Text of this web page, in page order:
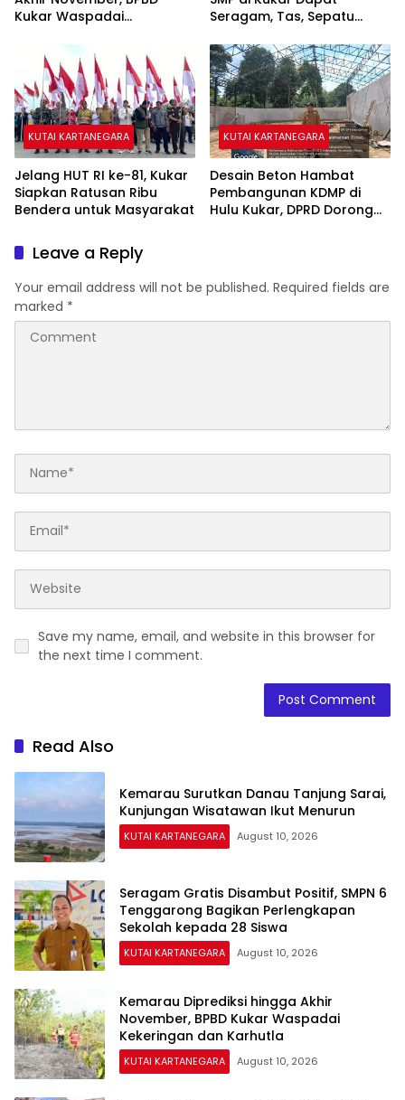
Kukar Waspadai
Seragam, Tas, Sepatu
KUTAI KARTANEGARA
Jelang HUT RI ke-81, Kukar
Siapkan Ratusan Ribu
Bendera untuk Masyarakat
KUTAI KARTANEGARA
Desain Beton Hambat
Pembangunan KDMP di
Hulu Kukar, DPRD Dorong
Leave a Reply
Your email address will not be published. Required fields are
marked *
Save my name, email, and website in this browser for
the next time I comment.
Read Also
Kemarau Surutkan Danau Tanjung Sarai,
Kunjungan Wisatawan Ikut Menurun
KUTAI KARTANEGARA August 10, 2026
Seragam Gratis Disambut Positif, SMPN 6
Tenggarong Bagikan Perlengkapan
Sekolah kepada 28 Siswa
KUTAI KARTANEGARA August 10, 2026
Kemarau Diprediksi hingga Akhir
November, BPBD Kukar Waspadai
Kekeringan dan Karhutla
KUTAI KARTANEGARA August 10, 2026